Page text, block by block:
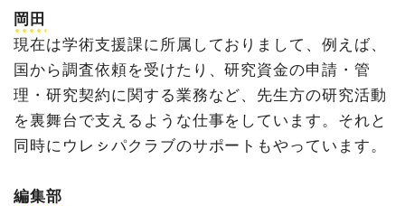
岡田
現在は学術支援課に所属しておりまして、例えば、
国から調査依頼を受けたり、研究資金の申請・管
理・研究契約に関する業務など、先生方の研究活動
を裏舞台で支えるような仕事をしています。それと
同時にウレㇱパクラブのサポートもやっています。
編集部